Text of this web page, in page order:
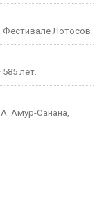
Фестивале Лотосов.
лет.
Амур-Санана,